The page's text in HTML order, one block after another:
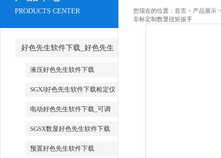
PRODUCTS CENTER
好色先生软件下载_好色先生
软件下载厂家
液压好色先生软件下载
SGXJ好色先生软件下载检定仪
_SGXJ扭矩扳手检定仪
电动好色先生软件下载_可调
试电动好色先生软件下载
SGSX数显好色先生软件下载
_SGTS数显好色先生软件下载
预置好色先生软件下载
您现在的位置： 首页 > 产品展示
非标定制数显扭矩扳手